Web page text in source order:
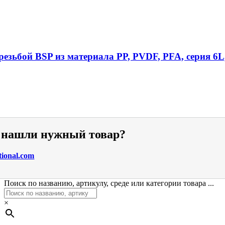
BSP из материала PP, PVDF, PFA, серия
нужный товар?
Поиск по названию, артикулу, среде или категории товара ...
×